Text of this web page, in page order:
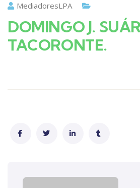
MediadoresLPA
DOMINGO J.
TACORONTE.